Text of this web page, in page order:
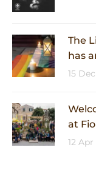
The
has
15
at
12 Apr